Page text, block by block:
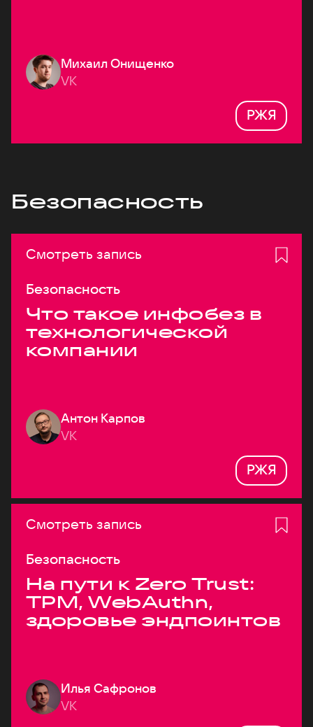
Михаил Онищенко
VK
РЖЯ
Безопасность
Смотреть запись
Безопасность
Что такое инфобез в
технологической
компании
Антон Карпов
VK
РЖЯ
Смотреть запись
Безопасность
На пути к Zero Trust:
TPM, WebAuthn,
здоровье эндпоинтов
Илья Сафронов
VK